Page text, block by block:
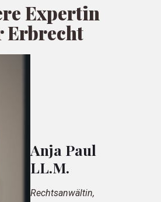
Expertin
Erbrecht
Anja Paul
LL.M.
Rechtsanwältin,